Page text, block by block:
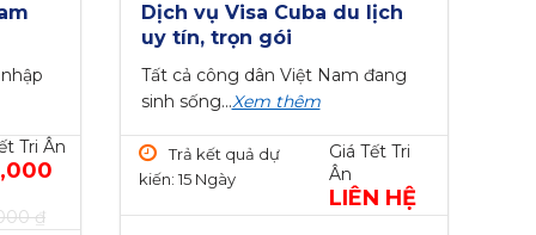
đ
Tri Ân
₫
Đặt lịch hẹn phỏng vấn visa
Đức
Giá ngày thường: 550,000 đ - Giá
khuyến...Xem thêm
Trả kết quả dự
kiến: 1 Ngày
Giá Tết Tri Ân
350,000
₫
550,000 ₫
Tri Ân
₫
Dịch vụ Visa Cuba du lịch
uy tín, trọn gói
Tất cả công dân Việt Nam đang
sinh sống...Xem thêm
Trả kết quả dự
kiến: 15 Ngày
Giá Tết Tri
Ân
LIÊN HỆ